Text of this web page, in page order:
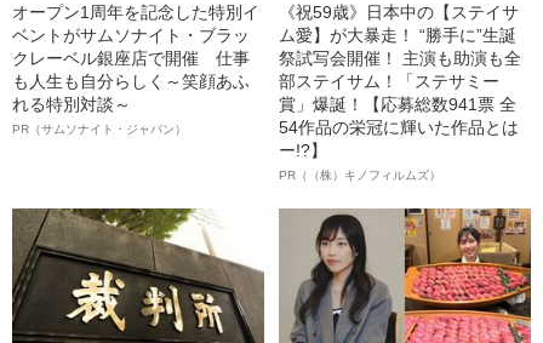
オープン1周年を記念した特別イ
ベントがサムソナイト・ブラッ
クレーベル銀座店で開催 仕事
も人生も自分らしく～笑顔あふ
れる特別対談～
PR（サムソナイト・ジャパン）
《祝59歳》日本中の【ステイサ
ム愛】が大暴走！ “勝手に”生誕
祭試写会開催！ 主演も助演も全
部ステイサム！「ステサミー
賞」爆誕！【応募総数941票 全
54作品の栄冠に輝いた作品とは
ー!?】
PR（（株）キノフィルムズ）